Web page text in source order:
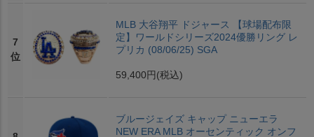
7
位
MLB 大谷翔平 ドジャース 【球場配布限
定】ワールドシリーズ2024優勝リング レ
プリカ (08/06/25) SGA
59,400円 (税込)
ブルージェイズ キャップ ニューエラ
NEW ERA MLB オーセンティック オンフ